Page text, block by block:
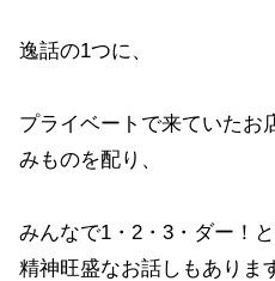
逸話の1つに、
プライベートで来ていたお
みものを配り、
みんなで1・2・3・ダー！
精神旺盛なお話しもありま